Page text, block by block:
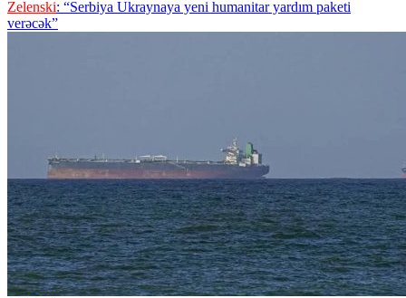
Zelenski: “Serbiya Ukraynaya yeni humanitar yardım paketi
verəcək”